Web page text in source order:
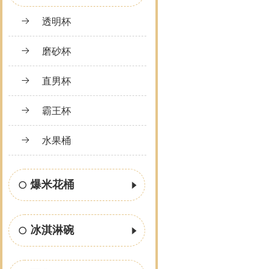
透明杯
磨砂杯
直男杯
霸王杯
水果桶
爆米花桶
冰淇淋碗